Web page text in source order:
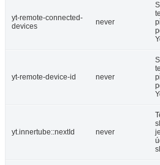
yt-remote-connected-
devices
never
yt-remote-device-id never
yt.innertube::nextId never